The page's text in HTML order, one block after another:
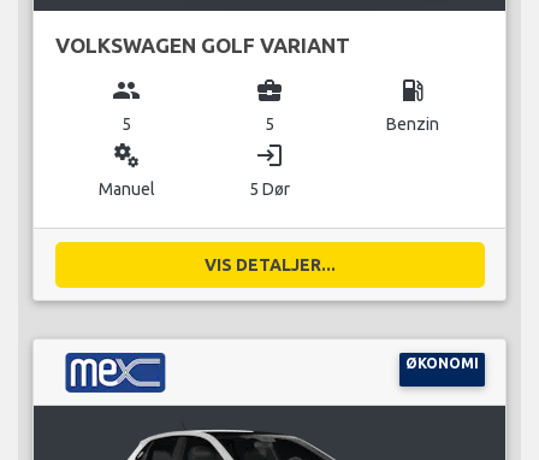
VOLKSWAGEN GOLF VARIANT
group
5
business_center
5
local_gas_station
Benzin
miscellaneous_services
Manuel
login
5 Dør
VIS DETALJER...
ØKONOMI